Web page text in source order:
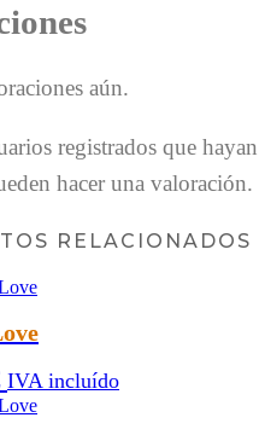
aún.
registrados que
hacer una valoración.
RELACIONADOS
IVA incluído